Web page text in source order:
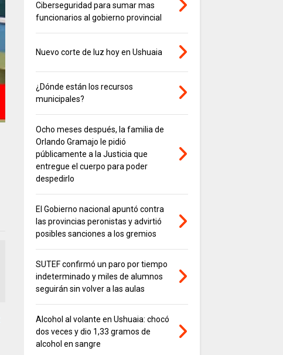
Ciberseguridad para sumar mas
funcionarios al gobierno provincial
Nuevo corte de luz hoy en Ushuaia
¿Dónde están los recursos
municipales?
Ocho meses después, la familia de
Orlando Gramajo le pidió
públicamente a la Justicia que
entregue el cuerpo para poder
despedirlo
El Gobierno nacional apuntó contra
las provincias peronistas y advirtió
posibles sanciones a los gremios
SUTEF confirmó un paro por tiempo
indeterminado y miles de alumnos
seguirán sin volver a las aulas
Alcohol al volante en Ushuaia: chocó
dos veces y dio 1,33 gramos de
alcohol en sangre